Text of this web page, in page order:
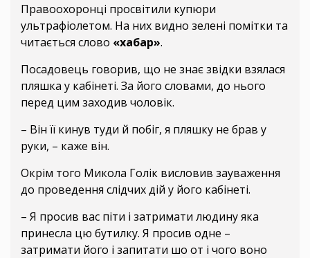
Правоохоронці просвітили купюри
ультрафіолетом. На них видно зелені помітки та
читається слово «хабар».
Посадовець говорив, що не знає звідки взялася
пляшка у кабінеті. За його словами, до нього
перед цим заходив чоловік.
– Він її кинув туди й побіг, я пляшку не брав у
руки, – каже він.
Окрім того Микола Голік висловив зауваження
до проведення слідчих дій у його кабінеті.
– Я просив вас піти і затримати людину яка
принесла цю бутилку. Я просив одне –
затримати його і запитати шо от і чого воно